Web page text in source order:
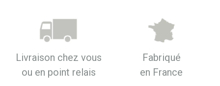
Livraison chez vous
ou en point relais
Fabriqué
en France